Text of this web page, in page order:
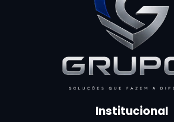
Portaria Remota para Condomínios
Reconhecimento Facial em
Reconhecimento Facial para
Reconhecimento Facial para Portaria
Reconhecimento Facial Portaria
Serviço de Limpeza Terceirizado
Serviço de Portaria e Limpeza
Serviço de Portaria Terceirizado
Terceirização de Facilities
Terceirização de PortariaInstitucional